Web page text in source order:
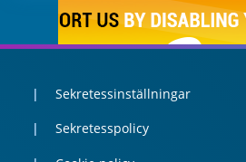
Sekretessinställningar
Sekretesspolicy